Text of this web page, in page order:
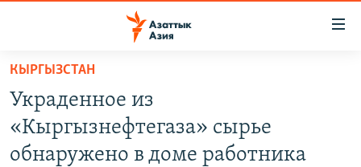
Вернуться
основному
содержанию
Вернутся
КАЗАХСТАН
КЫРГЫЗСТАН
НОВОСТИ
ВОЙНА В УКРАИНЕ
КЫРГЫЗСТАН
Украденное из
«Кыргызнефтегаза» сырье
обнаружено в доме работника